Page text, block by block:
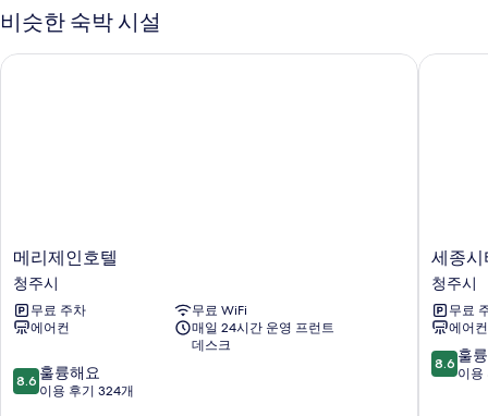
함)
사
(조
식
인
비슷한 숙박 시설
메
리
제
인
호
청
주
메리제인호텔
청주시
무료 주차
무료 WiFi
에어컨
매일 24시간 운영 프런트
데스크
10
점
8.6 훌륭해요
이용 후기 324개
메리제인호텔
세
종
시
티
오
송
호
세종시
청주시
무료
에어컨
10
점
8.6 훌
이용
세종시